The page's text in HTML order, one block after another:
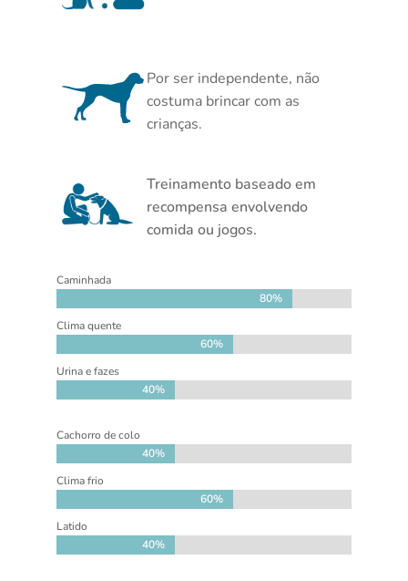
Por ser independente, não
costuma brincar com as
crianças.
Treinamento baseado em
recompensa envolvendo
comida ou jogos.
Caminhada
80%
80%
Clima quente
60%
60%
Urina e fazes
40%
40%
Cachorro de colo
40%
40%
Clima frio
60%
60%
Latido
40%
40%